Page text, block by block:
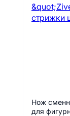
Нож
для